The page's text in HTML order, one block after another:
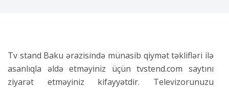
Tv stand Baku ərazisində münasib qiymət təklifləri ilə
asanlıqla əldə etməyiniz üçün tvstend.com saytını
ziyarət etməyiniz kifayyətdir. Televizorunuzu